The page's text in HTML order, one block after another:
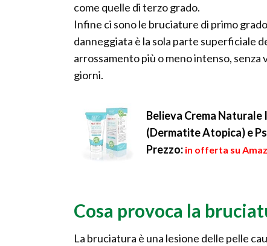
come quelle di terzo grado.
Infine ci sono le bruciature di primo
danneggiata è la sola parte superficiale
arrossamento più o meno intenso,
giorni.
Believa Crema
(Dermatite Atopica) e
Prezzo: in offerta su
Cosa provoca la
La bruciatura è una lesione delle pelle